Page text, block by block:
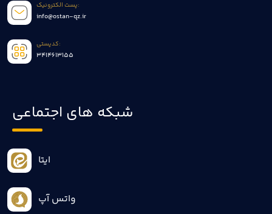
پست الکترونیک:
info@ostan-qz.ir
کدپستی:
3414613155
شبکه های اجتماعی
ایتا
واتس آپ